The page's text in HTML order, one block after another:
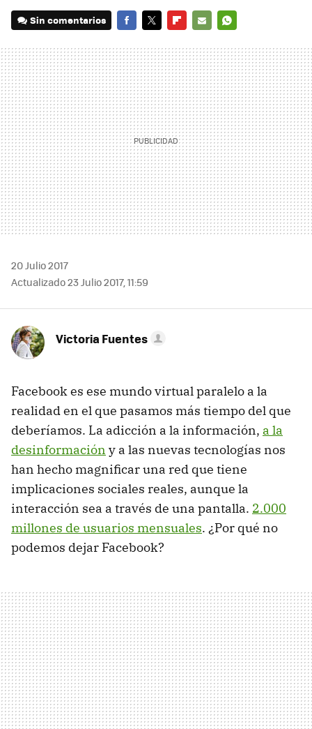
Sin comentarios
MAIL
20 Julio 2017
Actualizado 23 Julio 2017, 11:59
Victoria Fuentes
Facebook es ese mundo virtual paralelo a la
realidad en el que pasamos más tiempo del que
deberíamos. La adicción a la información, a la
desinformación y a las nuevas tecnologías nos
han hecho magnificar una red que tiene
implicaciones sociales reales, aunque la
interacción sea a través de una pantalla. 2.000
millones de usuarios mensuales. ¿Por qué no
podemos dejar Facebook?